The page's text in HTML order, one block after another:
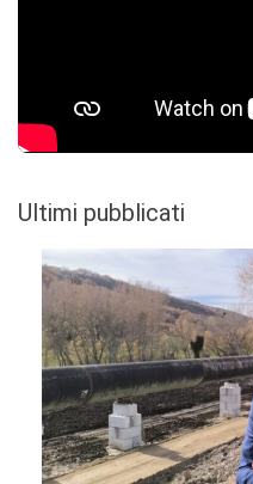
Ultimi pubblicati